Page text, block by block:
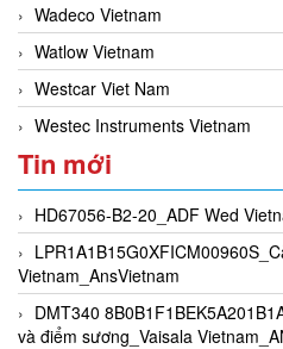
Wadeco Vietnam
Watlow Vietnam
Westcar Viet Nam
Westec Instruments Vietnam
Tin mới
HD67056-B2-20_ADF Wed
Vietnam_AnsVietnam
DMT340
và điểm sương_Vaisala